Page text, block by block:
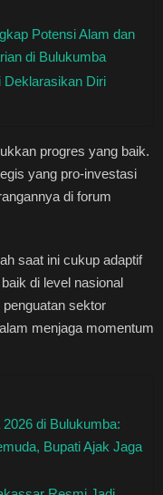
Potensi Alam dan
di Bulukumba
Diri
progres yang baik.
yang pro-investasi
di forum
saat ini cukup adaptif
di level nasional
penguatan sektor
menjaga momentum
di Bulukumba:
Bupati Ajak Jaga